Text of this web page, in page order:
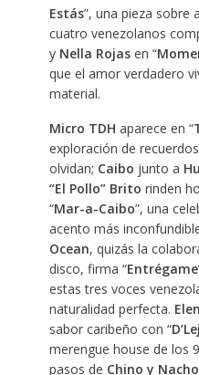
Estás”, una pieza sobre
cuatro venezolanos
y Nella Rojasen “
que el amor verdadero
material.
Micro TDH aparece en “
exploración de
olvidan; Caibo junto a
“El Pollo” Brito rinden
“Mar-a-Caibo”, una
acento más
Ocean, quizás la
disco, firma “Entrégame
estas tres voces
naturalidad perfecta.
sabor caribeño con “
merengue house de los
pasos de Chino y Nacho